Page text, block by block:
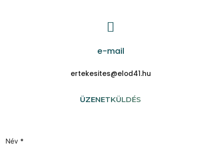
e-mail
ertekesites@elod41.hu
ÜZENETKÜLDÉS
Név *